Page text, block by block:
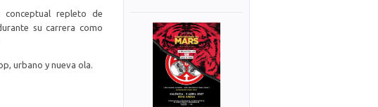
conceptual repleto de
su carrera como
urbano y nueva ola.